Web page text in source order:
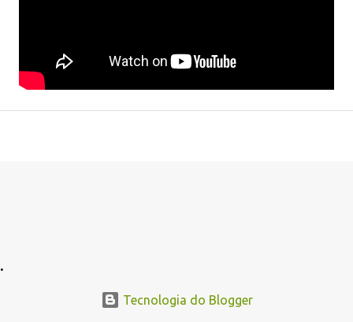
.
Tecnologia do Blogger